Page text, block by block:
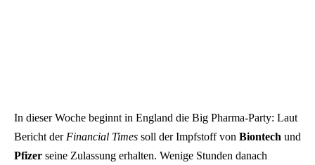
In dieser Woche beginnt in England die Big Pharma-Party: Laut
Bericht der Financial Times soll der Impfstoff von Biontech und
Pfizer seine Zulassung erhalten. Wenige Stunden danach